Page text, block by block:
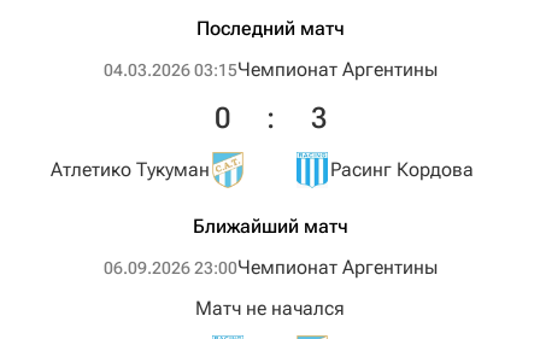
Последний матч
04.03.2026 03:15Чемпионат Аргентины
Атлетико Тукуман
0 : 3
Расинг Кордова
Ближайший матч
06.09.2026 23:00Чемпионат Аргентины
Матч не начался